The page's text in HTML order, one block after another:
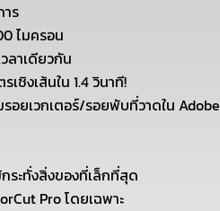
ร
ไมครอน
ลาเดียวกัน
ชิงเส้นใน 1.4 วินาที!
อยเวกเตอร์/รอยพับที่วาดใน Adobe
ะทั่งสิ่งของที่เล็กที่สุด
Pro โดยเฉพาะ